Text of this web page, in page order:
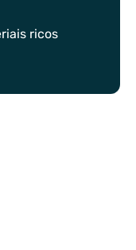
ricos